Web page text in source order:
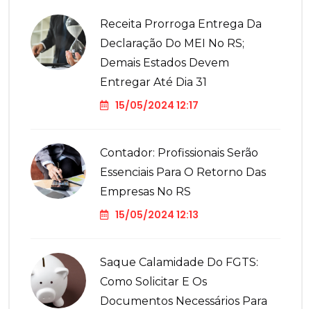
Receita Prorroga Entrega Da
Declaração Do MEI No RS;
Demais Estados Devem
Entregar Até Dia 31
15/05/2024 12:17
Contador: Profissionais Serão
Essenciais Para O Retorno Das
Empresas No RS
15/05/2024 12:13
Saque Calamidade Do FGTS:
Como Solicitar E Os
Documentos Necessários Para